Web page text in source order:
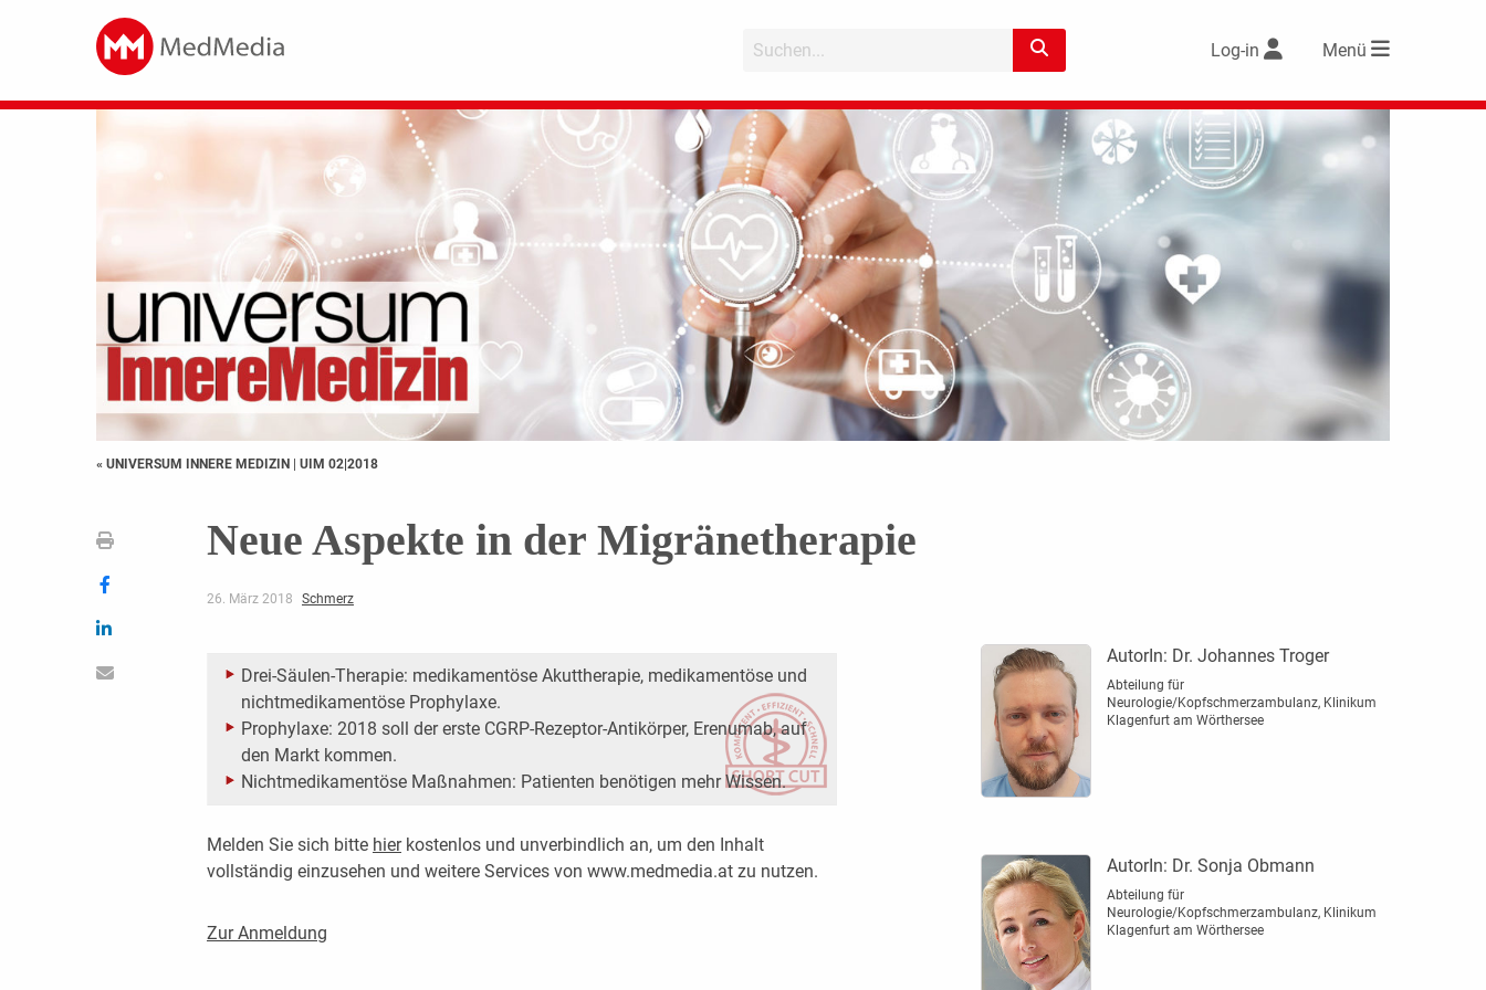
Log-in Menü
« UNIVERSUM INNERE MEDIZIN | UIM 02|2018
Neue Aspekte in der Migränetherapie
26. März 2018 Schmerz
Drei-Säulen-Therapie: medikamentöse Akuttherapie, medikamentöse und
nichtmedikamentöse Prophylaxe.
Prophylaxe: 2018 soll der erste CGRP-Rezeptor-Antikörper, Erenumab, auf
den Markt kommen.
Nichtmedikamentöse Maßnahmen: Patienten benötigen mehr Wissen.
Melden Sie sich bitte hierkostenlos und unverbindlich an, um den Inhalt
vollständig einzusehen und weitere Services von www.medmedia.at zu nutzen.
Zur Anmeldung
AutorIn: Dr. Johannes Troger
Abteilung für
Neurologie/Kopfschmerzambulanz, Klinikum
Klagenfurt am Wörthersee
AutorIn: Dr. Sonja Obmann
Abteilung für
Neurologie/Kopfschmerzambulanz, Klinikum
Klagenfurt am Wörthersee